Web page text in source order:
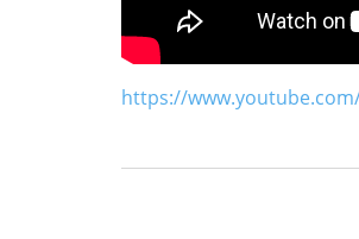
https://